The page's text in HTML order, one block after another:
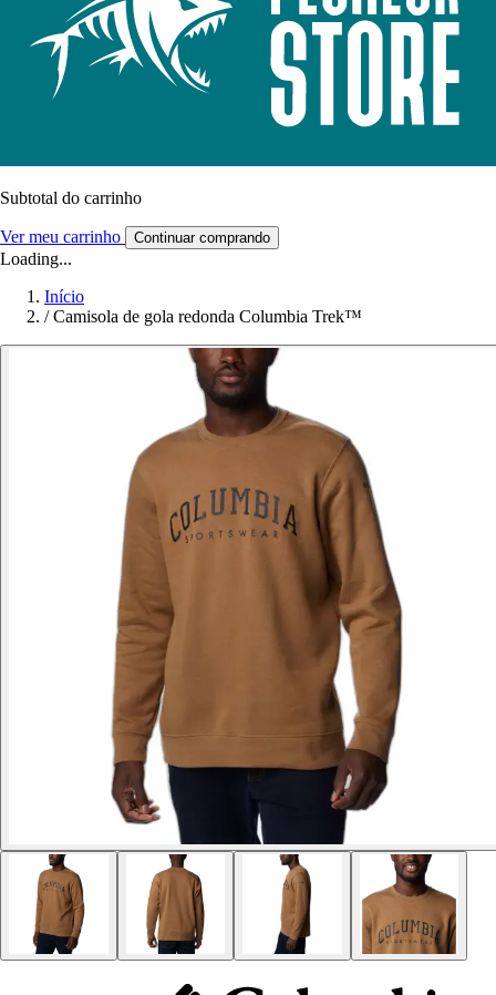
Subtotal do carrinho
Ver meu carrinho Continuar comprando
Loading...
Início
/ Camisola de gola redonda Columbia Trek™